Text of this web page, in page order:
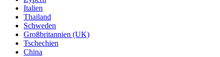
Italien
Thailand
Schweden
Großbritannien (UK)
Tschechien
China